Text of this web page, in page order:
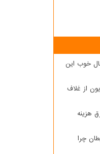
خوب این
از غلاف
هزینه
چرا